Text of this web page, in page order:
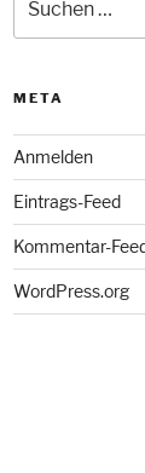
nach:
META
Anmelden
Eintrags-Feed
Kommentar-
WordPress.org